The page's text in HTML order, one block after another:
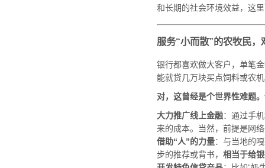
和长期的社会环境效益，这
服务“小而散”的农牧民，
银行都喜欢做大客户，单笔
能就贷几万块买点饲料或农
对，这曾经是个世界性难题
大力推广线上金融：通过手
来的成本。当然，前提是网
借助“人”的力量：与当地的
步的推荐或背书， 相当于给